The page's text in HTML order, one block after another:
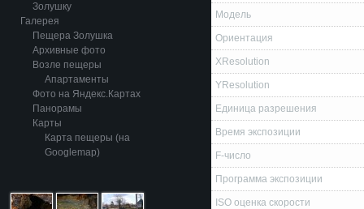
Золушку
Галерея
Пещера Золушка
Архивные фото
Возле пещеры
Апартаменты
Фото на Яндекс.Картах
Панорамы
Карты
Карта пещеры (на
Googlemap)
Модель
Ориентация
XResolution
YResolution
Единица разрешения
Время экспозиции
F-число
Программа экспозиции
ISO оценка скорости